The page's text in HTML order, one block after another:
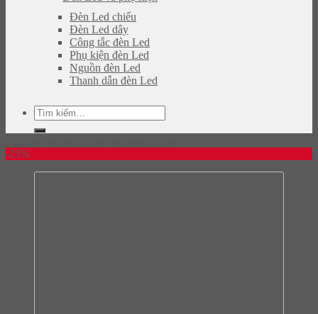
Đèn Led chiếu
Đèn Led dây
Công tắc đèn Led
Phụ kiện đèn Led
Nguồn đèn Led
Thanh dẫn đèn Led
Tìm
kiếm:
-25%